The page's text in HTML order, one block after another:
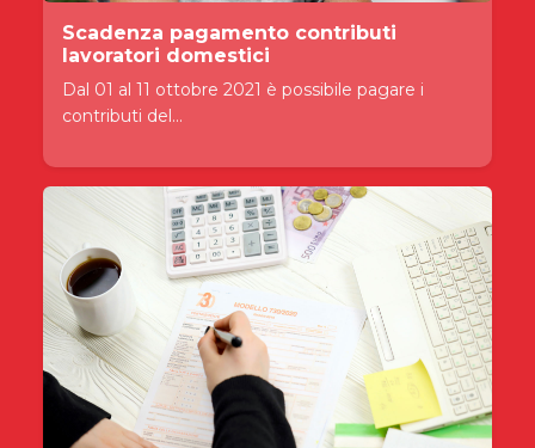
Scadenza pagamento contributi
lavoratori domestici
Dal 01 al 11 ottobre 2021 è possibile pagare i
contributi del...